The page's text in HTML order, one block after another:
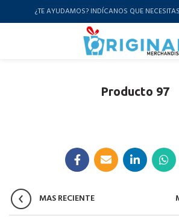
¿TE AYUDAMOS? INDÍCANOS QUE NECESITAS
Producto 97
MAS RECIENTE